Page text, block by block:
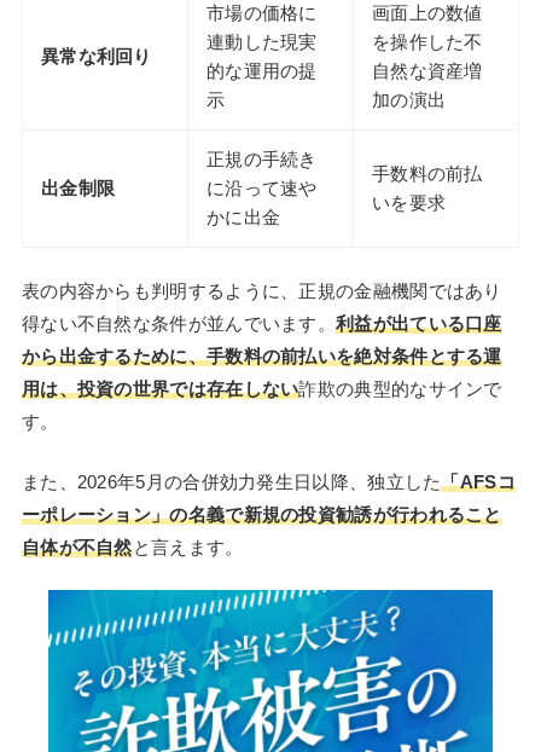
異常な利回り
市場の価格に
連動した現実
的な運用の提
示
画面上の数値
を操作した不
自然な資産増
加の演出
出金制限
正規の手続き
に沿って速や
かに出金
手数料の前払
いを要求
表の内容からも判明するように、正規の金融機関ではあり
得ない不自然な条件が並んでいます。利益が出ている口座
から出金するために、手数料の前払いを絶対条件とする運
用は、投資の世界では存在しない詐欺の典型的なサインで
す。
また、2026年5月の合併効力発生日以降、独立した「AFSコ
ーポレーション」の名義で新規の投資勧誘が行われること
自体が不自然と言えます。